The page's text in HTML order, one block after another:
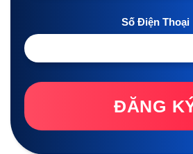
Số Điện Thoại
ĐĂNG